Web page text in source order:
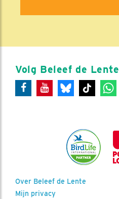
Volg Beleef de Lente
Over Beleef de Lente
Mijn privacy